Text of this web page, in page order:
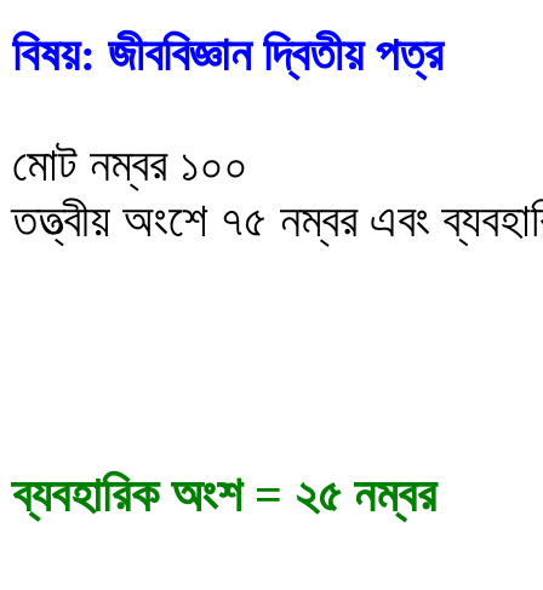
বিষয়: জীববিজ্ঞান দ্বিতীয় পত্র
মোট নম্বর ১০০
তত্ত্বীয় অংশে ৭৫ নম্বর এবং
ব্যবহারিক অংশ = ২৫ নম্বর